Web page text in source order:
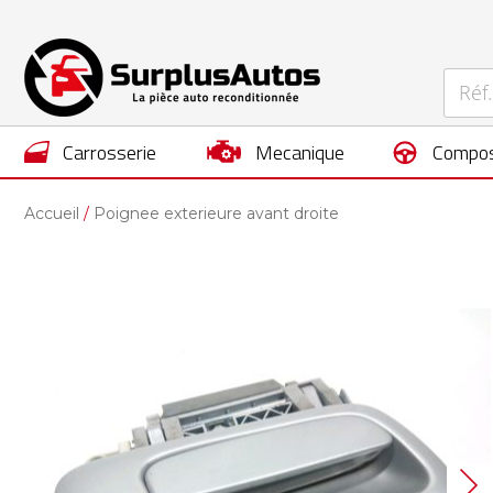
carrosserie mecanique
Accueil Poignee exterieure avant droite